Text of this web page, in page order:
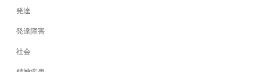
発達
発達障害
社会